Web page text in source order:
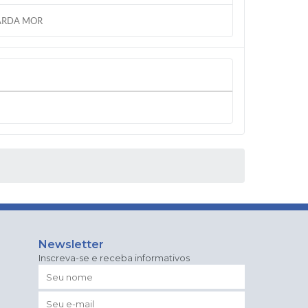
MOR
Newsletter
Inscreva-se e receba informativos